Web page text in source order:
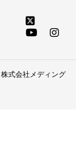
式会社メディング